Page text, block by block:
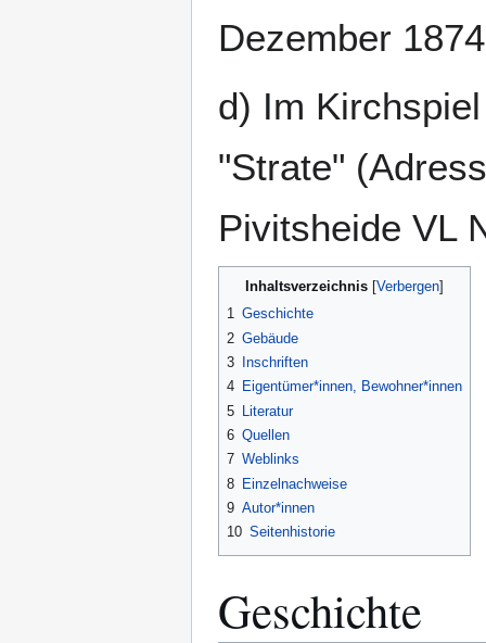
Dezember
d) Im
"Strate"
Pivitsheide VL
Inhaltsverzeichnis
1 Geschichte
2 Gebäude
3
Inschriften
4 Eigentümer*innen, Bewohner*innen
5
Literatur
6 Quellen
7 Weblinks
8 Einzelnachweise
9 Autor*innen
10 Seitenhistorie
Geschichte